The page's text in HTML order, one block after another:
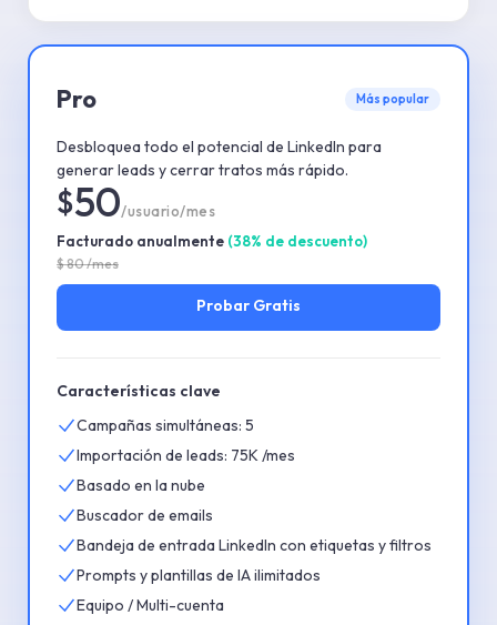
Pro Más popular
Desbloquea todo el potencial de LinkedIn para
generar leads y cerrar tratos más rápido.
$50/usuario/mes
Facturado anualmente (38% de descuento)
$80/mes
Probar Gratis
Características clave
Campañas simultáneas: 5
Importación de leads: 75K /mes
Basado en la nube
Buscador de emails
Bandeja de entrada LinkedIn con etiquetas y filtros
Prompts y plantillas de IA ilimitados
Equipo / Multi-cuenta